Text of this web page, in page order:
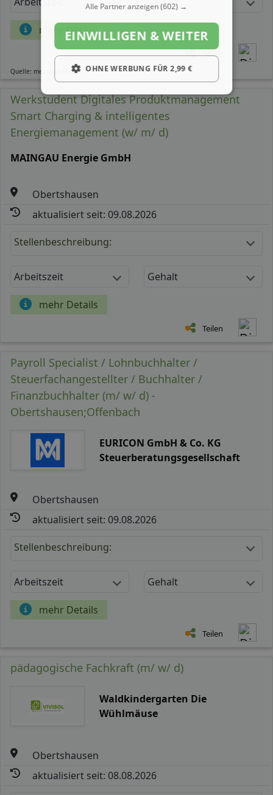
mehr Details
Teilen
Quelle: meinestadt.de
Werkstudent Digitales Produktmanagement
Smart Charging & intelligentes
Energiemanagement (w/ m/ d)
MAINGAU Energie GmbH
Obertshausen
aktualisiert seit: 09.08.2026
Stellenbeschreibung:
Arbeitszeit Gehalt
mehr Details
Teilen
Payroll Specialist / Lohnbuchhalter /
Steuerfachangestellter / Buchhalter /
Finanzbuchhalter (m/ w/ d) -
Obertshausen;Offenbach
EURICON GmbH & Co. KG
Steuerberatungsgesellschaft
Obertshausen
aktualisiert seit: 09.08.2026
Stellenbeschreibung:
Arbeitszeit Gehalt
mehr Details
Teilen
pädagogische Fachkraft (m/ w/ d)
Waldkindergarten Die
Wühlmäuse
Obertshausen
aktualisiert seit: 08.08.2026
Alle Partner anzeigen(602) →
EINWILLIGEN & WEITER
OHNE WERBUNG FÜR 2,99 €